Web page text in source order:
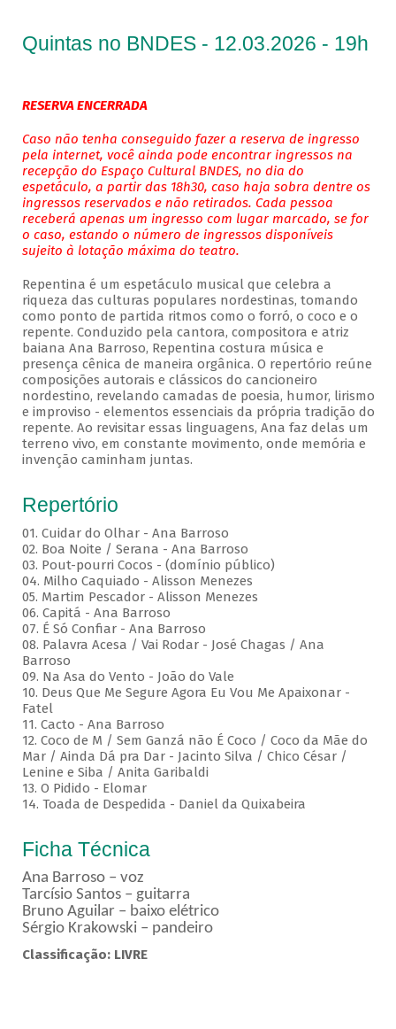
Quintas no BNDES - 12.03.2026 - 19h
RESERVA ENCERRADA
Caso não tenha conseguido fazer a reserva de ingresso
pela internet, você ainda pode encontrar ingressos na
recepção do Espaço Cultural BNDES, no dia do
espetáculo, a partir das 18h30, caso haja sobra dentre os
ingressos reservados e não retirados. Cada pessoa
receberá apenas um ingresso com lugar marcado, se for
o caso, estando o número de ingressos disponíveis
sujeito à lotação máxima do teatro.
Repentina é um espetáculo musical que celebra a
riqueza das culturas populares nordestinas, tomando
como ponto de partida ritmos como o forró, o coco e o
repente. Conduzido pela cantora, compositora e atriz
baiana Ana Barroso, Repentina costura música e
presença cênica de maneira orgânica. O repertório reúne
composições autorais e clássicos do cancioneiro
nordestino, revelando camadas de poesia, humor, lirismo
e improviso - elementos essenciais da própria tradição do
repente. Ao revisitar essas linguagens, Ana faz delas um
terreno vivo, em constante movimento, onde memória e
invenção caminham juntas.
Repertório
01. Cuidar do Olhar - Ana Barroso
02. Boa Noite / Serana - Ana Barroso
03. Pout-pourri Cocos - (domínio público)
04. Milho Caquiado - Alisson Menezes
05. Martim Pescador - Alisson Menezes
06. Capitá - Ana Barroso
07. É Só Confiar - Ana Barroso
08. Palavra Acesa / Vai Rodar - José Chagas / Ana
Barroso
09. Na Asa do Vento - João do Vale
10. Deus Que Me Segure Agora Eu Vou Me Apaixonar -
Fatel
11. Cacto - Ana Barroso
12. Coco de M / Sem Ganzá não É Coco / Coco da Mãe do
Mar / Ainda Dá pra Dar - Jacinto Silva / Chico César /
Lenine e Siba / Anita Garibaldi
13. O Pidido - Elomar
14. Toada de Despedida - Daniel da Quixabeira
Ficha Técnica
Ana Barroso – voz
Tarcísio Santos – guitarra
Bruno Aguilar – baixo elétrico
Sérgio Krakowski – pandeiro
Classificação: LIVRE